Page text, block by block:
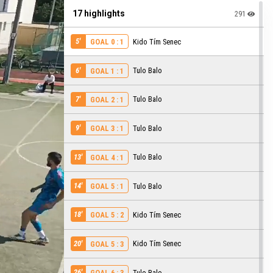
17 highlights 291
5' GOAL 0 : 1 Kido Tím Senec
6' GOAL 1 : 1 Tulo Balo
7' GOAL 2 : 1 Tulo Balo
9' GOAL 3 : 1 Tulo Balo
13' GOAL 4 : 1 Tulo Balo
14' GOAL 5 : 1 Tulo Balo
18' GOAL 5 : 2 Kido Tím Senec
20' GOAL 5 : 3 Kido Tím Senec